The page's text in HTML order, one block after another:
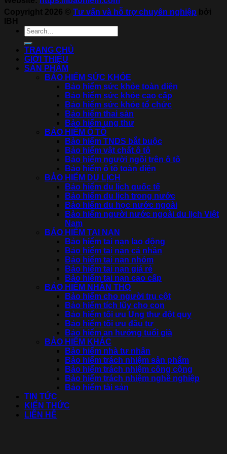
Copyright 2026 © Tư vấn và hỗ trợ chuyên nghiệp bởi
IBH
TRANG CHỦ
GIỚI THIỆU
SẢN PHẨM
BẢO HIỂM SỨC KHỎE
Bảo hiểm sức khỏe toàn diện
Bảo hiểm sức khỏe cao cấp
Bảo hiểm sức khỏe tổ chức
Bảo hiểm thai sản
Bảo hiểm ung thư
BẢO HIỂM Ô TÔ
Bảo hiểm TNDS bắt buộc
Bảo hiểm vật chất ô tô
Bảo hiểm người ngồi trên ô tô
Bảo hiểm ô tô toàn diện
BẢO HIỂM DU LỊCH
Bảo hiểm du lịch quốc tế
Bảo hiểm du lịch trong nước
Bảo hiểm du học nước ngoài
Bảo hiểm người nước ngoài du lịch Việt
Nam
BẢO HIỂM TAI NẠN
Bảo hiểm tai nạn lao động
Bảo hiểm tai nạn cá nhân
Bảo hiểm tai nạn nhóm
Bảo hiểm tai nạn giá rẻ
Bảo hiểm tai nạn cao cấp
BẢO HIỂM NHÂN THỌ
Bảo hiểm cho người trụ cột
Bảo hiểm tích lũy cho con
Bảo hiểm tối ưu Ung thư đột quỵ
Bảo hiểm tối ưu đầu tư
Bảo hiểm an hưởng tuổi già
BẢO HIỂM KHÁC
Bảo hiểm nhà tư nhân
Bảo hiểm trách nhiệm sản phẩm
Bảo hiểm trách nhiệm công cộng
Bảo hiểm trách nhiệm nghề nghiệp
Bảo hiểm tài sản
TIN TỨC
KIẾN THỨC
LIÊN HỆ